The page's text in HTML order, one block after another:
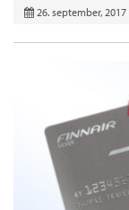
26. september, 2017